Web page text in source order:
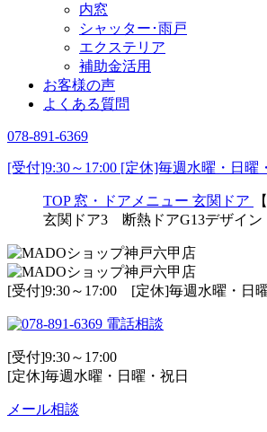
内窓
シャッター･雨戸
エクステリア
補助金活用
お客様の声
よくある質問
078-891-6369
[受付]9:30～17:00 [定休]毎週水曜・日曜
TOP 窓・ドアメニュー 玄関ドア
玄関ドア3 断熱ドアG13デザイン
[受付]9:30～17:00 [定休]毎週水曜・日
電話相談
[受付]9:30～17:00
[定休]毎週水曜・日曜・祝日
メール相談